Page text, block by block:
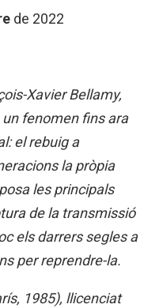
de 2022
Xavier Bellamy,
fenomen fins ara
el rebuig a
la pròpia
les principals
de la transmissió
els darrers segles a
per reprendre-la.
1985), llicenciat